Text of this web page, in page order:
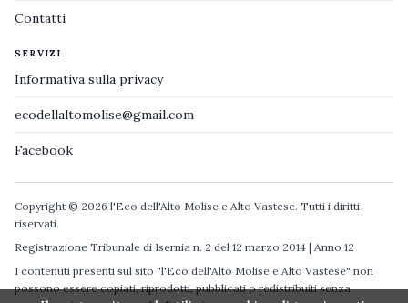
Contatti
SERVIZI
Informativa sulla privacy
ecodellaltomolise@gmail.com
Facebook
Copyright © 2026 l'Eco dell'Alto Molise e Alto Vastese. Tutti i diritti
riservati.
Registrazione Tribunale di Isernia n. 2 del 12 marzo 2014 | Anno 12
I contenuti presenti sul sito "l'Eco dell'Alto Molise e Alto Vastese" non
possono essere copiati, riprodotti, pubblicati o redistribuiti senza